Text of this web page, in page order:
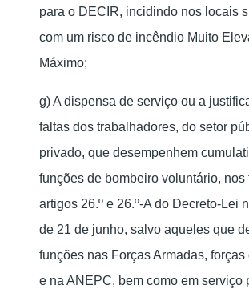
para o DECIR, incidindo nos locais
com um risco de incêndio Muito
Máximo;
g) A dispensa de serviço ou a
faltas dos trabalhadores, do setor
privado, que desempenhem
funções de bombeiro voluntário, nos
artigos 26.º e 26.º-A do Decreto-Lei
de 21 de junho, salvo aqueles que
funções nas Forças Armadas, forças
e na ANEPC, bem como em serviço